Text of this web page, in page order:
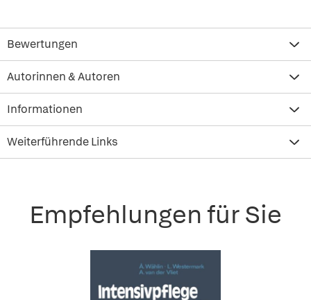
Bewertungen
Autorinnen & Autoren
Informationen
Weiterführende Links
Empfehlungen für Sie